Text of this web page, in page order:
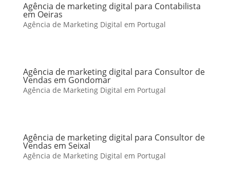
Agência de marketing digital para Contabilista
em Oeiras
Agência de Marketing Digital em Portugal
Agência de marketing digital para Consultor de
Vendas em Gondomar
Agência de Marketing Digital em Portugal
Agência de marketing digital para Consultor de
Vendas em Seixal
Agência de Marketing Digital em Portugal